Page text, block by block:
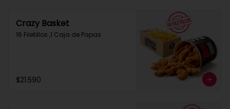
Crazy Basket
16 Filetillos ,1 Caja de Papas
$21.590